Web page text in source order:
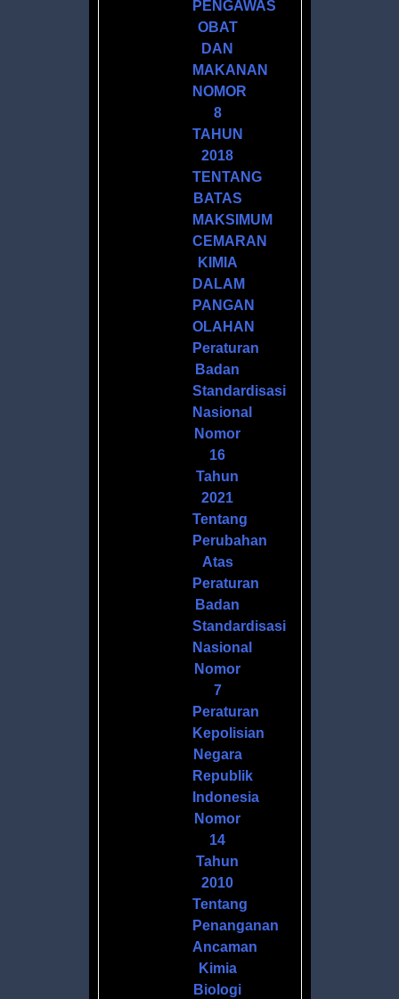
PENGAWAS
OBAT
DAN
MAKANAN
NOMOR
8
TAHUN
2018
TENTANG
BATAS
MAKSIMUM
CEMARAN
KIMIA
DALAM
PANGAN
OLAHAN
Peraturan
Badan
Standardisasi
Nasional
Nomor
16
Tahun
2021
Tentang
Perubahan
Atas
Peraturan
Badan
Standardisasi
Nasional
Nomor
7
Peraturan
Kepolisian
Negara
Republik
Indonesia
Nomor
14
Tahun
2010
Tentang
Penanganan
Ancaman
Kimia
Biologi